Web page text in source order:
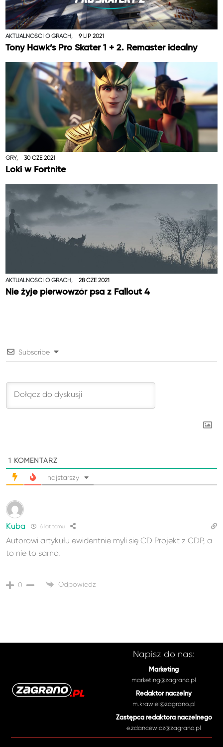
AKTUALNOŚCI O GRACH, 9 LIP 2021
Tony Hawk’s Pro Skater 1 + 2. Remaster idealny
GRY, 30 CZE 2021
Loki w Fortnite
AKTUALNOŚCI O GRACH, 28 CZE 2021
Nie żyje pierwowzór psa z Fallout 4
Subscribe
1 KOMENTARZ
najstarszy
Kuba 6 lat temu
Autorowi artykułu ewidentnie myli się CD Projekt z CDP, a
to nie to samo.
0 Odpowiedz
Napisz do nas:
Marketing
marketing@zagrano.pl
Redaktor naczelny
m.krawiel@zagrano.pl
Zastępca redaktora naczelnego
e.zdancewicz@zagrano.pl